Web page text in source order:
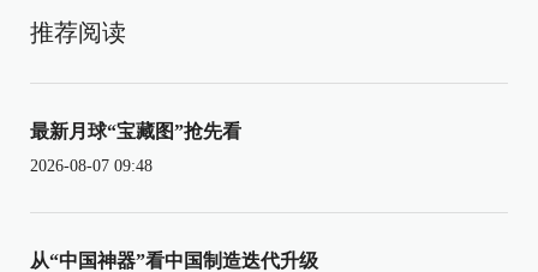
推荐阅读
最新月球“宝藏图”抢先看
2026-08-07 09:48
从“中国神器”看中国制造迭代升级